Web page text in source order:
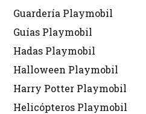
Guardería Playmobil
Guías Playmobil
Hadas Playmobil
Halloween Playmobil
Harry Potter Playmobil
Helicópteros Playmobil